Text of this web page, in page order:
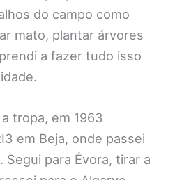
do campo como
mato, plantar árvores
a fazer tudo isso
tropa, em 1963
em Beja, onde passei
para Évora, tirar a